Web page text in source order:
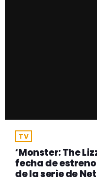
TV
‘Monster: The
fecha de
de la serie de